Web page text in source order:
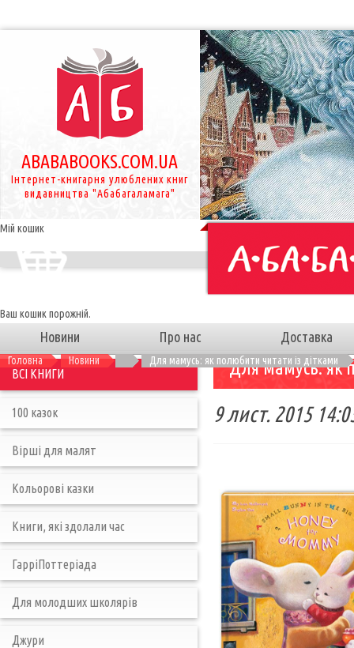
ABABABOOKS.COM.UA
Інтернет-книгарня улюблених книг
видавництва "Абабагаламага"
Мій кошик
Ваш кошик порожній.
Новини Про нас Доставка
Головна Новини Для мамусь: як полюбити читати із дітками
Для мамусь: як
9 лист. 2015
ВСІ КНИГИ
100 казок
Вірші для малят
Кольорові казки
Книги, які здолали час
ГарріПоттеріада
Для молодших школярів
Джури